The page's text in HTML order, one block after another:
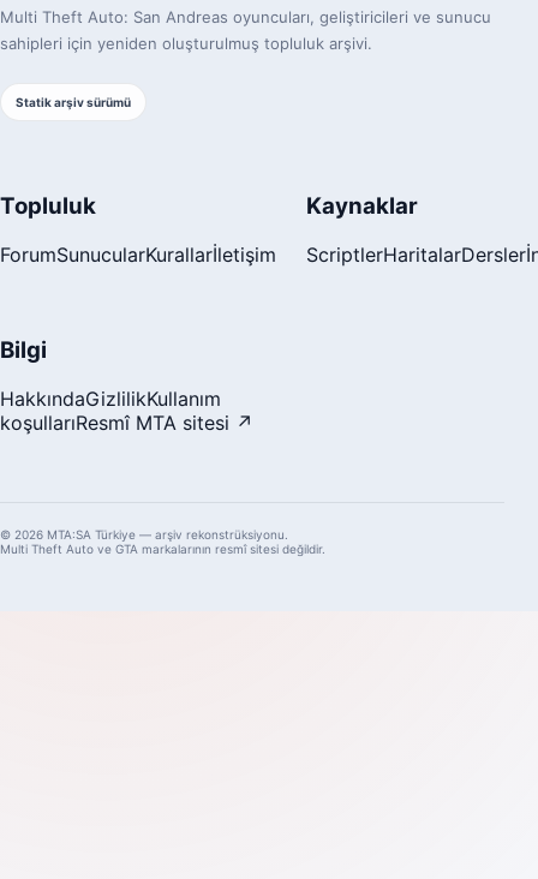
Multi Theft Auto: San Andreas oyuncuları, geliştiricileri ve sunucu
sahipleri için yeniden oluşturulmuş topluluk arşivi.
Statik arşiv sürümü
Topluluk
ForumSunucularKurallarİletişim
Kaynaklar
ScriptlerHaritalarDersler
Bilgi
HakkındaGizlilikKullanım
koşullarıResmî MTA sitesi ↗
© 2026 MTA:SA Türkiye — arşiv rekonstrüksiyonu.
Multi Theft Auto ve GTA markalarının resmî sitesi değildir.